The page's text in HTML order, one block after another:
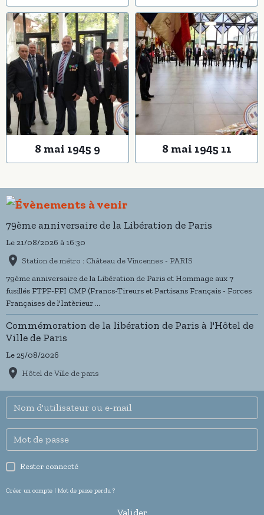
8 mai 1945 9 8 mai 1945 11
79ème anniversaire de la Libération de Paris
Le 21/08/2026 à 16:30
Station de métro : Château de Vincennes - PARIS
79ème anniversaire de la Libération de Paris et Hommage aux 7
fusillés FTPF-FFI CMP (Francs-Tireurs et Partisans Français - Forces
Françaises de l'Intèrieur ...
Commémoration de la libération de Paris à l'Hôtel de
Ville de Paris
Le 25/08/2026
Hôtel de Ville de paris
Rester connecté
Créer un compte | Mot de passe perdu ?
Valider